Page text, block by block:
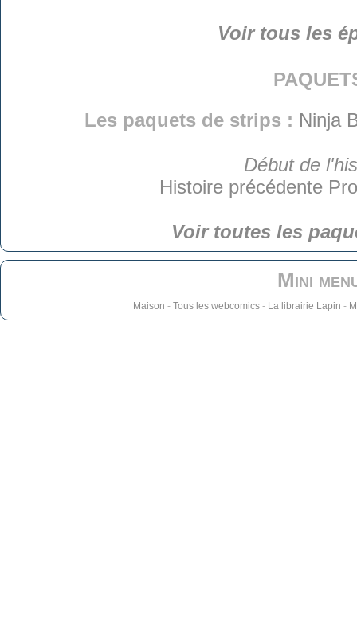
Voir tous les
Les paquets de strips : Ninja
Début de
Histoire précédente
Voir toutes les
Mini
Maison - Tous les webcomics- La librairie Lapin -